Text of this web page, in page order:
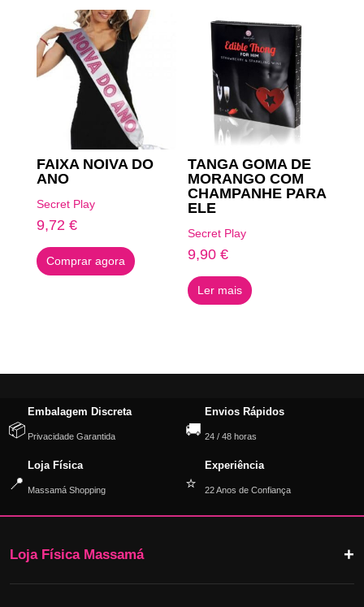
FAIXA NOIVA DO
ANO
Secret Play
9,72 €
Comprar agora
TANGA GOMA DE
MORANGO COM
CHAMPANHE PARA
ELE
Secret Play
9,90€
Ler mais
📦
Embalagem Discreta
Privacidade Garantida 🚚
Envios Rápidos
24 / 48 horas
📍
Loja Física
Massamá Shopping ⭐
Experiência
22 Anos de Confiança
Loja Física Massamá